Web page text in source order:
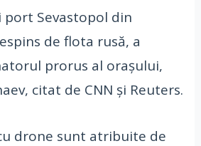
port Sevastopol din
de flota rusă, a
prorus al orașului,
citat de CNN și Reuters.
drone sunt atribuite de